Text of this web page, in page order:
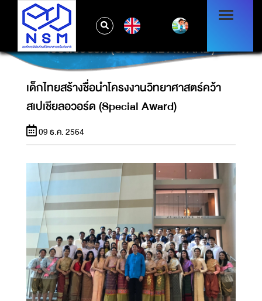
เด็กไทยสร้างชื่อนำโครงงานวิทยาศาสตร์คว้าสเป
เชียลอวอร์ด (SPECIAL AWARD)
เด็กไทยสร้างชื่อนำโครงงานวิทยาศาสตร์คว้า
สเปเชียลอวอร์ด (Special Award)
09 ธ.ค. 2564